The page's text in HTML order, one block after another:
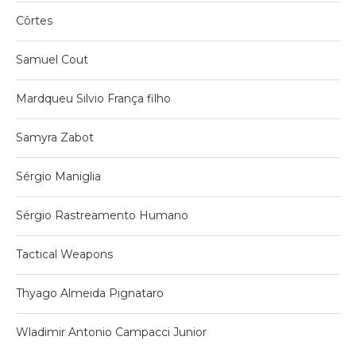
Côrtes
Samuel Cout
Mardqueu Silvio França filho
Samyra Zabot
Sérgio Maniglia
Sérgio Rastreamento Humano
Tactical Weapons
Thyago Almeida Pignataro
Wladimir Antonio Campacci Junior